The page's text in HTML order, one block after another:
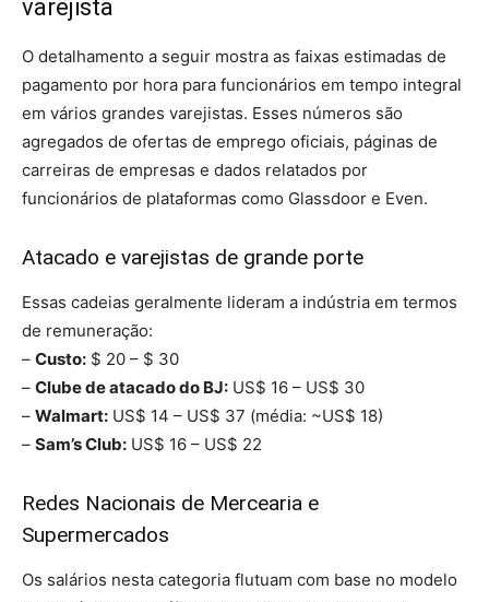
varejista
O detalhamento a seguir mostra as faixas estimadas de
pagamento por hora para funcionários em tempo integral
em vários grandes varejistas. Esses números são
agregados de ofertas de emprego oficiais, páginas de
carreiras de empresas e dados relatados por
funcionários de plataformas como Glassdoor e Even.
Atacado e varejistas de grande porte
Essas cadeias geralmente lideram a indústria em termos
de remuneração:
– Custo: $ 20 – $ 30
– Clube de atacado do BJ: US$ 16 – US$ 30
– Walmart: US$ 14 – US$ 37 (média: ~US$ 18)
– Sam’s Club: US$ 16 – US$ 22
Redes Nacionais de Mercearia e
Supermercados
Os salários nesta categoria flutuam com base no modelo